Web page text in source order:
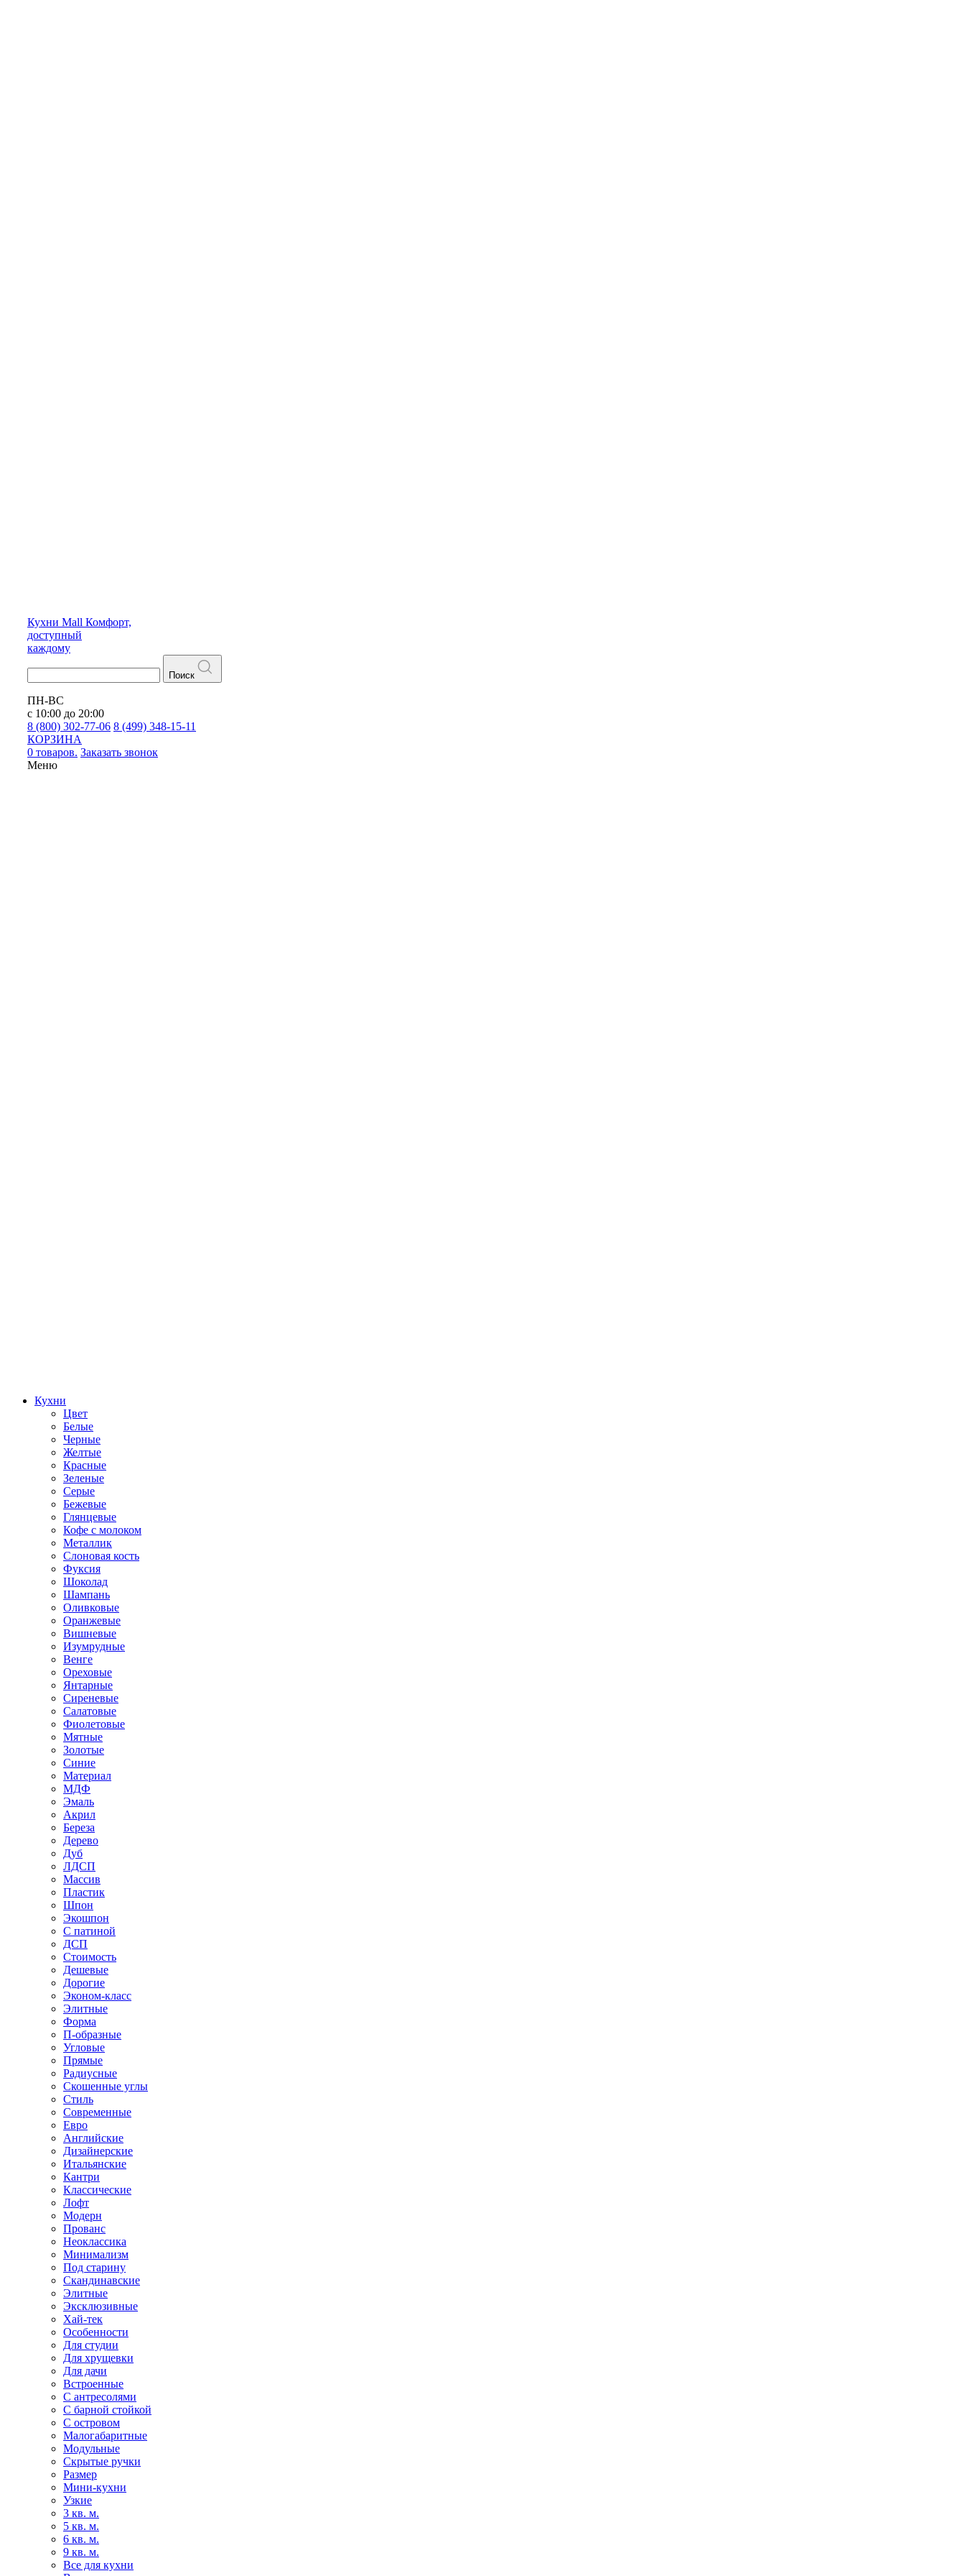
Кухни Mall Комфорт,
доступный
каждому
Поиск
ПН-ВС
с 10:00 до 20:00
8 (800) 302-77-06 8 (499) 348-15-11
КОРЗИНА
0 товаров. Заказать звонок
Меню
Кухни
Цвет
Белые
Черные
Желтые
Красные
Зеленые
Серые
Бежевые
Глянцевые
Кофе с молоком
Металлик
Слоновая кость
Фуксия
Шоколад
Шампань
Оливковые
Оранжевые
Вишневые
Изумрудные
Венге
Ореховые
Янтарные
Сиреневые
Салатовые
Фиолетовые
Мятные
Золотые
Синие
Материал
МДФ
Эмаль
Акрил
Береза
Дерево
Дуб
ЛДСП
Массив
Пластик
Шпон
Экошпон
С патиной
ДСП
Стоимость
Дешевые
Дорогие
Эконом-класс
Элитные
Форма
П-образные
Угловые
Прямые
Радиусные
Скошенные углы
Стиль
Современные
Евро
Английские
Дизайнерские
Итальянские
Кантри
Классические
Лофт
Модерн
Прованс
Неоклассика
Минимализм
Под старину
Скандинавские
Элитные
Эксклюзивные
Хай-тек
Особенности
Для студии
Для хрущевки
Для дачи
Встроенные
С антресолями
С барной стойкой
С островом
Малогабаритные
Модульные
Скрытые ручки
Размер
Мини-кухни
Узкие
3 кв. м.
5 кв. м.
6 кв. м.
9 кв. м.
Все для кухни